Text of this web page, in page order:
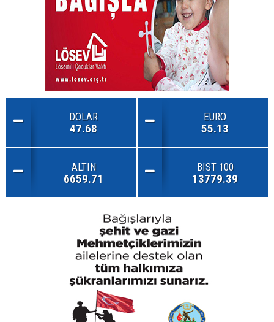
DOLAR
47.68
EURO
55.13
ALTIN
6659.71
BIST 100
13779.39